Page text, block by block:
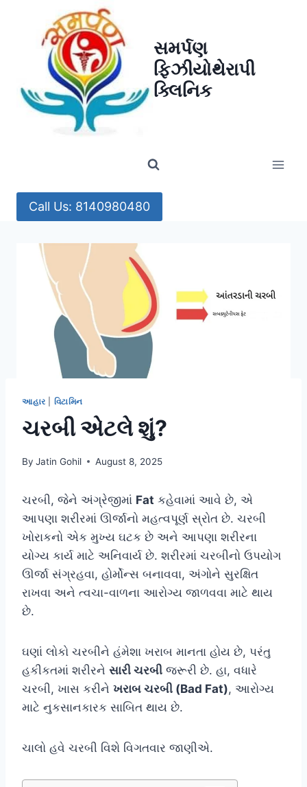
સમર્પણ
ફિઝીયોથેરાપી
ક્લિનિક
Call Us: 8140980480
આહાર વિટામિન
ચરબી એટલે શું?
By Jatin Gohil August 8, 2025
ચરબી, જેને અંગ્રેજીમાં Fat કહેવામાં આવે છે, એ
આપણા શરીરમાં ઊર્જાનો મહત્વપૂર્ણ સ્રોત છે. ચરબી
ખોરાકનો એક મુખ્ય ઘટક છે અને આપણા શરીરના
યોગ્ય કાર્ય માટે અનિવાર્ય છે. શરીરમાં ચરબીનો ઉપયોગ
ઊર્જા સંગ્રહવા, હોર્મોન્સ બનાવવા, અંગોને સુરક્ષિત
રાખવા અને ત્વચા-વાળના આરોગ્ય જાળવવા માટે થાય
છે.
ઘણાં લોકો ચરબીને હંમેશા ખરાબ માનતા હોય છે, પરંતુ
હકીકતમાં શરીરને સારી ચરબી જરૂરી છે. હા, વધારે
ચરબી, ખાસ કરીને ખરાબ ચરબી (Bad Fat), આરોગ્ય
માટે નુકસાનકારક સાબિત થાય છે.
ચાલો હવે ચરબી વિશે વિગતવાર જાણીએ.